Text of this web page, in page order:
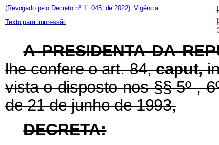
(Revogado pelo Decreto nº 11.045, de 2022) Vigência
Texto para impressão
A PRESIDENTA DA
lhe confere o art. 84,caput,
vista o disposto nos §§ 5º ,
de 21 de junho de 1993,
DECRETA: